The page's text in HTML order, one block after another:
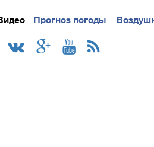
Прогноз погоды
Подробно Новости